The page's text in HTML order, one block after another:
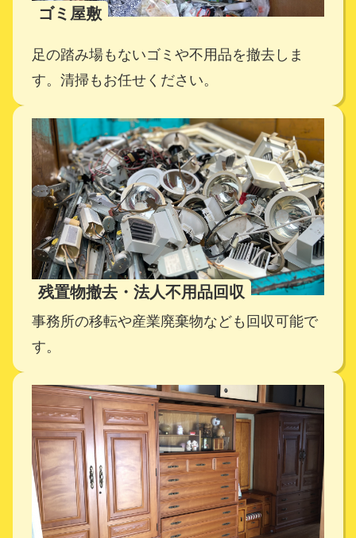
ゴミ屋敷
足の踏み場もないゴミや不用品を撤去しま
す。 清掃もお任せください。
残置物撤去・法人不用品回収
事務所の移転や産業廃棄物なども回収可能で
す。